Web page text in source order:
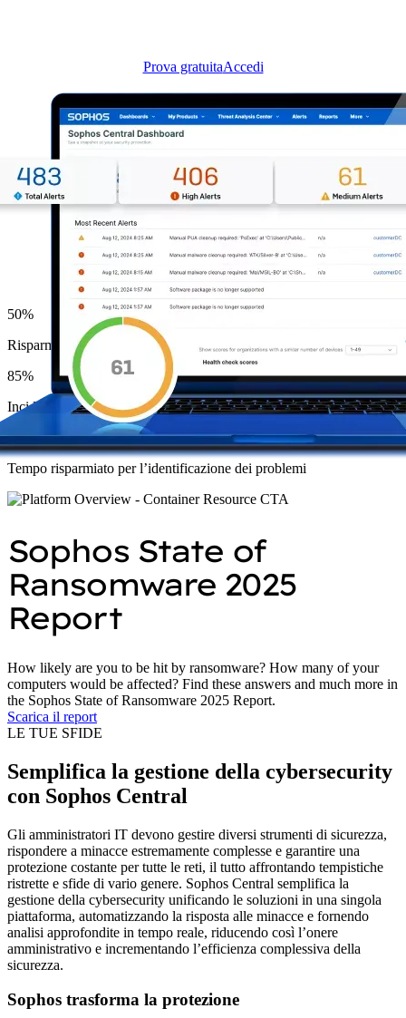
Prova gratuitaAccedi
50%
Risparmio di tempo e fatica per i team di IT security
85%
Incidenti di sicurezza in meno
90%
Tempo risparmiato per l’identificazione dei problemi
Sophos State of
Ransomware 2025
Report
How likely are you to be hit by ransomware? How many of your
computers would be affected? Find these answers and much more in
the Sophos State of Ransomware 2025 Report.
Scarica il report
LE TUE SFIDE
Semplifica la gestione della cybersecurity
con Sophos Central
Gli amministratori IT devono gestire diversi strumenti di sicurezza,
rispondere a minacce estremamente complesse e garantire una
protezione costante per tutte le reti, il tutto affrontando tempistiche
ristrette e sfide di vario genere. Sophos Central semplifica la
gestione della cybersecurity unificando le soluzioni in una singola
piattaforma, automatizzando la risposta alle minacce e fornendo
analisi approfondite in tempo reale, riducendo così l’onere
amministrativo e incrementando l’efficienza complessiva della
sicurezza.
Sophos trasforma la protezione